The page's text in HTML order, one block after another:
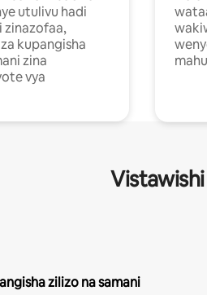
utulivu hadi
zinazofaa,
kupangisha
zina
vya
zilizo na samani